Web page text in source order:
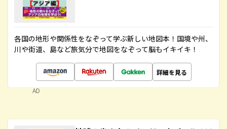
各国の地形や関係性をなぞって学ぶ新しい地図本！国境や州、
川や街道、島など旅気分で地図をなぞって脳もイキイキ！
詳細を見る
AD